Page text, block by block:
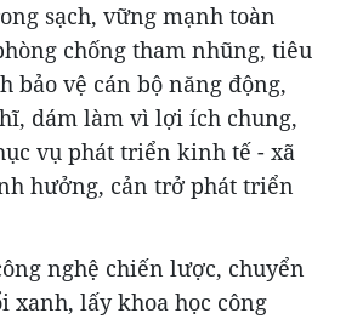
sạch, vững mạnh toàn
chống tham nhũng, tiêu
bảo vệ cán bộ năng động,
dám làm vì lợi ích chung,
vụ phát triển kinh tế - xã
hưởng, cản trở phát triển
nghệ chiến lược, chuyển
xanh, lấy khoa học công